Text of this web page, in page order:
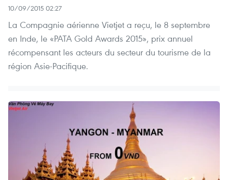
10/09/2015 02:27
La Compagnie aérienne Vietjet a reçu, le 8 septembre
en Inde, le «PATA Gold Awards 2015», prix annuel
récompensant les acteurs du secteur du tourisme de la
région Asie-Pacifique.